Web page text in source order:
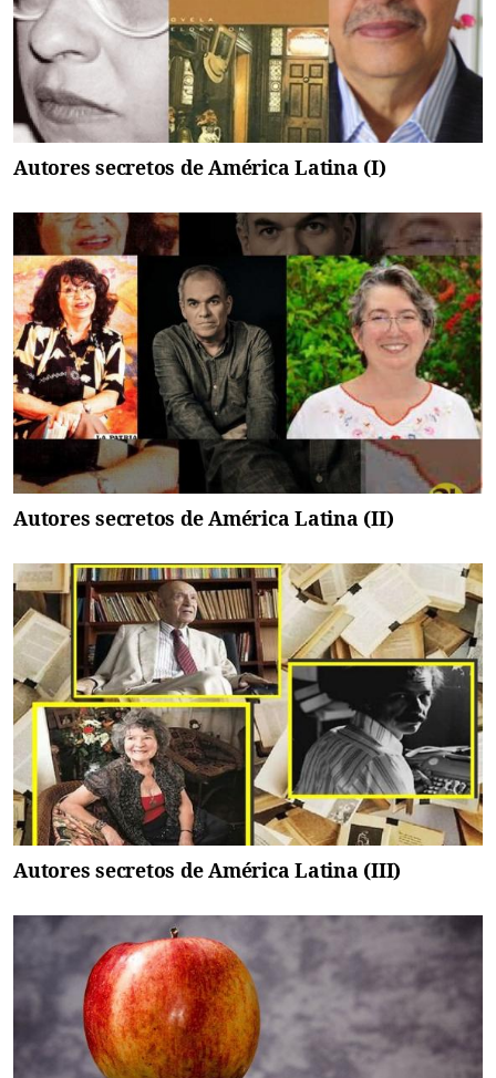
Autores secretos de América Latina (I)
Autores secretos de América Latina (II)
Autores secretos de América Latina (III)